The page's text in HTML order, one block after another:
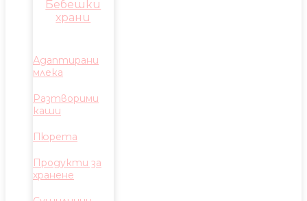
Бебешки
храни
Адаптирани
млека
Разтворими
каши
Пюрета
Продукти за
хранене